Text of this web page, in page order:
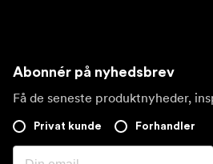
Abonnér på nyhedsbrev
Få de seneste produktnyheder,
Privat kunde Forhandler